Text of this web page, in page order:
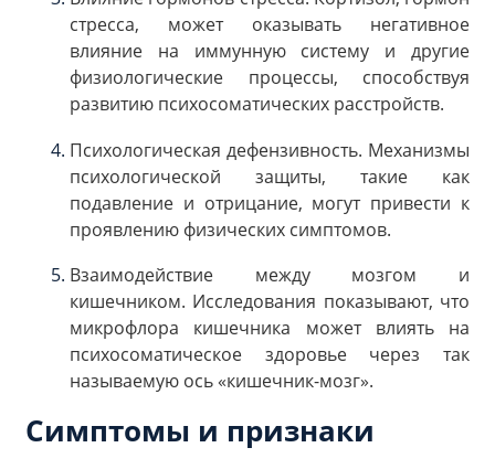
стресса, может оказывать негативное
влияние на иммунную систему и другие
физиологические процессы, способствуя
развитию психосоматических расстройств.
Психологическая дефензивность. Механизмы
психологической защиты, такие как
подавление и отрицание, могут привести к
проявлению физических симптомов.
Взаимодействие между мозгом и
кишечником. Исследования показывают, что
микрофлора кишечника может влиять на
психосоматическое здоровье через так
называемую ось «кишечник-мозг».
Симптомы и признаки